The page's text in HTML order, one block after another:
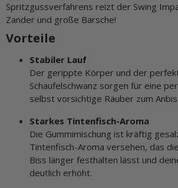
Spritzgussverfahrens reizt der Swing
Zander und große Barsche!
Vorteile
Stabiler Lauf
Der gerippte Körper und der
Schaufelschwanz sorgen für eine
selbst vorsichtige Räuber zum
Starkes Tintenfisch-Aroma
Die Gummimischung ist kräftig
Tintenfisch-Aroma versehen, das
Biss länger festhalten lässt und
deutlich erhöht.